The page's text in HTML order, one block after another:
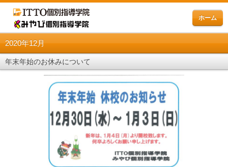
ホーム
2020年12月
年末年始のお休みについて